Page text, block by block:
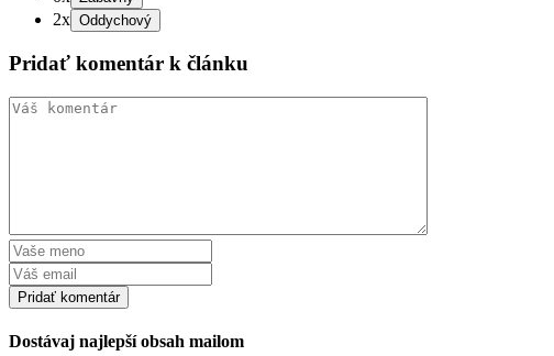
2x
Pridať komentár k článku
Dostávaj najlepší obsah mailom